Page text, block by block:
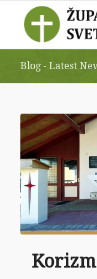
Blog - Latest